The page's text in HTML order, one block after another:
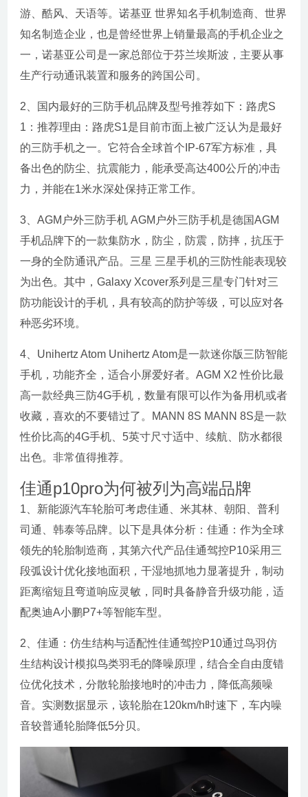
游、酷风、天语等。诺基亚 世界知名手机制造商、世界
知名制造企业，也是曾经世界上销量最高的手机企业之
一，诺基亚公司是一家总部位于芬兰埃斯波，主要从事
生产行动通讯装置和服务的跨国公司。
2、国内最好的三防手机品牌及型号推荐如下：路虎S
1：推荐理由：路虎S1是目前市面上被广泛认为是最好
的三防手机之一。它符合全球首个IP-67军方标准，具
备出色的防尘、抗震能力，能承受高达400公斤的冲击
力，并能在1米水深处保持正常工作。
3、AGM户外三防手机 AGM户外三防手机是德国AGM
手机品牌下的一款集防水，防尘，防震，防摔，抗压于
一身的全防通讯产品。三星 三星手机的三防性能表现较
为出色。其中，Galaxy Xcover系列是三星专门针对三
防功能设计的手机，具有较高的防护等级，可以应对各
种恶劣环境。
4、Unihertz Atom Unihertz Atom是一款迷你版三防智能
手机，功能齐全，适合小屏爱好者。AGM X2 性价比最
高一款经典三防4G手机，数量有限可以作为备用机或者
收藏，喜欢的不要错过了。MANN 8S MANN 8S是一款
性价比高的4G手机、5英寸尺寸适中、续航、防水都很
出色。非常值得推荐。
佳通p10pro为何被列为高端品牌
1、新能源汽车轮胎可考虑佳通、米其林、朝阳、普利
司通、韩泰等品牌。以下是具体分析：佳通：作为全球
领先的轮胎制造商，其第六代产品佳通驾控P10采用三
段弧设计优化接地面积，干湿地抓地力显著提升，制动
距离缩短且弯道响应灵敏，同时具备静音升级功能，适
配奥迪A小鹏P7+等智能车型。
2、佳通：仿生结构与适配性佳通驾控P10通过鸟羽仿
生结构设计模拟鸟类羽毛的降噪原理，结合全自由度错
位优化技术，分散轮胎接地时的冲击力，降低高频噪
音。实测数据显示，该轮胎在120km/h时速下，车内噪
音较普通轮胎降低5分贝。